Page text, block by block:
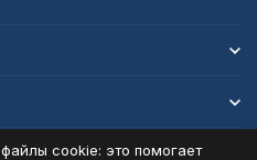
cookie: это помогает